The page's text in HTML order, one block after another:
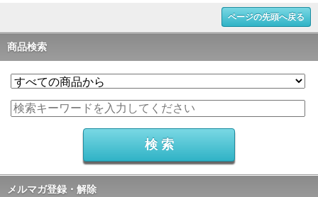
ページの先頭へ戻る
商品検索
メルマガ登録・解除